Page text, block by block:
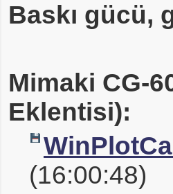
Baskı gücü,
Mimaki CG-
Eklentisi):
(16:00:48)